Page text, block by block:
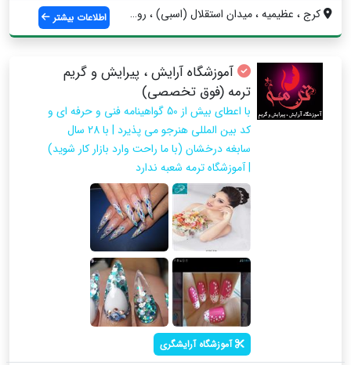
کرج ، عظیمیه ، میدان استقلال (اسبی) ، رو... اطلاعات بیشتر
آموزشگاه آرایش ، پیرایش و گریم
ترمه (فوق تخصصی)
با اعطای بیش از 50 گواهینامه فنی و حرفه ای و
کد بین المللی هنرجو می پذیرد | با 28 سال
سابغه درخشان (با ما راحت وارد بازار کار شوید)
| آموزشگاه ترمه شعبه ندارد
آموزشگاه آرایشگری